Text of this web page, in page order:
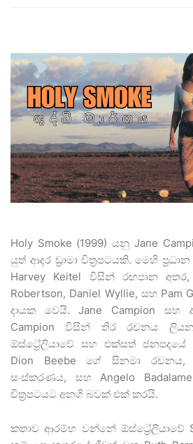
Holy Smoke (1999) යනු Jane
යුත් ආදර ඩ්‍රාමා චිත්‍රපටයකි. මෙහි
Harvey Keitel විසින් රඟපාන අතර,
Robertson, Daniel Wyllie, සහ
දායක වෙයි. Jane Campion සහ
Campion විසින් තිර රචනය
ඕස්ට්‍රේලියාවේ සහ එක්සත් ජනපදයේ
Dion Beebe ගේ සිනමා රචනය,
සංස්කරණය, සහ Angelo
චිත්‍රපටයට අනගි බවක් එක් කරයි.
කතාව ආරම්භ වන්නේ ඕස්ට්‍රේලියාවේ